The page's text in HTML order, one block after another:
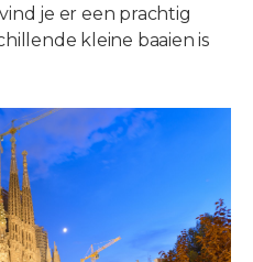
je er een prachtig
kleine baaien is